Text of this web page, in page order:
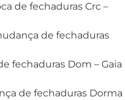
de fechaduras Crc –
de fechaduras
fechaduras Dom – Gaia
de fechaduras Dorma